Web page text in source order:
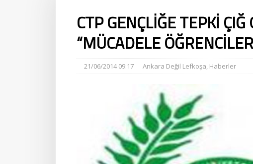
CTP GENÇLİĞE TEPKİ
“MÜCADELE
21/06/2014 09:17 Ankara Değil Lefkoşa, Haberler